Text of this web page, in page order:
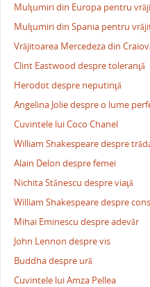
Mulţumiri din Europa pentru
Mulţumiri din Spania pentru
Vrăjitoarea Mercedeza din
Clint Eastwood despre toleranţă
Herodot despre neputinţă
Angelina Jolie despre o lume
Cuvintele lui Coco Chanel
William Shakespeare despre
Alain Delon despre femei
Nichita Stănescu despre viaţă
William Shakespeare despre
Mihai Eminescu despre adevăr
John Lennon despre vis
Buddha despre ură
Cuvintele lui Amza Pellea